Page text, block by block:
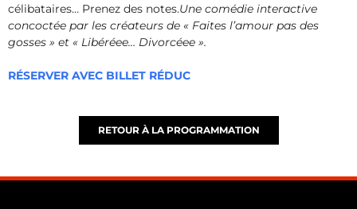
célibataires… Prenez des notes.Une comédie interactive
concoctée par les créateurs de « Faites l’amour pas des
gosses » et « Libéréee… Divorcéee ».
RÉSERVER AVEC BILLET RÉDUC
RETOUR À LA PROGRAMMATION